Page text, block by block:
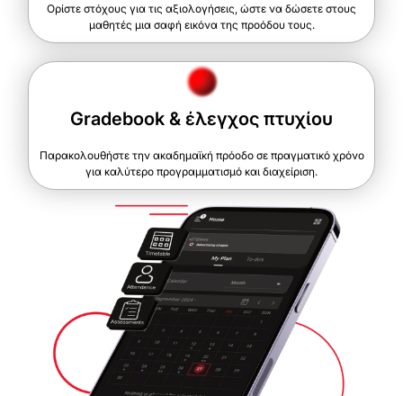
Ορίστε στόχους για τις αξιολογήσεις, ώστε να δώσετε στους
μαθητές μια σαφή εικόνα της προόδου τους.
Gradebook & έλεγχος πτυχίου
Παρακολουθήστε την ακαδημαϊκή πρόοδο σε πραγματικό χρόνο
για καλύτερο προγραμματισμό και διαχείριση.